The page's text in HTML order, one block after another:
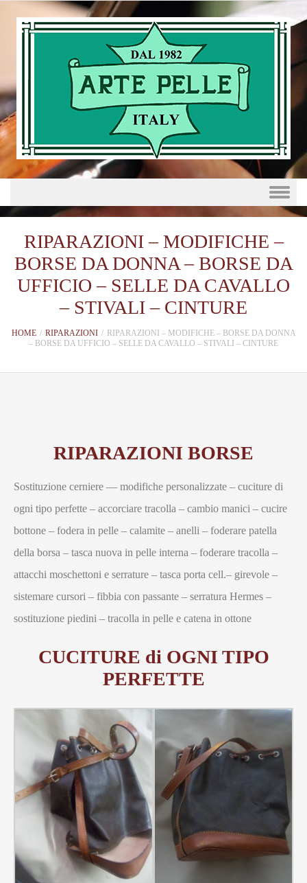
Skip to content
RIPARAZIONI – MODIFICHE –
BORSE DA DONNA – BORSE DA
UFFICIO – SELLE DA CAVALLO
– STIVALI – CINTURE
HOME / RIPARAZIONI /
RIPARAZIONI – MODIFICHE – BORSE DA DONNA
– BORSE DA UFFICIO – SELLE DA CAVALLO – STIVALI – CINTURE
RIPARAZIONI BORSE
Sostituzione cerniere –– modifiche personalizzate – cuciture di
ogni tipo perfette – accorciare tracolla – cambio manici – cucire
bottone – fodera in pelle – calamite – anelli – foderare patella
della borsa – tasca nuova in pelle interna – foderare tracolla –
attacchi moschettoni e serrature – tasca porta cell.– girevole –
sistemare cursori – fibbia con passante – serratura Hermes –
sostituzione piedini – tracolla in pelle e catena in ottone
CUCITURE di OGNI TIPO
PERFETTE